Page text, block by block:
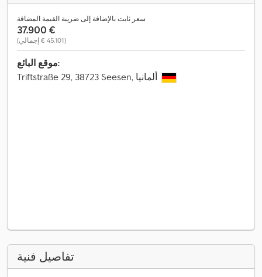
سعر ثابت بالإضافة إلى ضريبة القيمة المضافة
‏37.900 €
(‏45.101 € إجمالي)
موقع البائع:
تفاصيل فنية